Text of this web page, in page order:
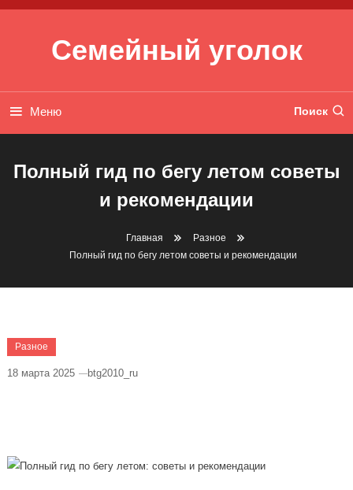
Перейти к содержимому
Семейный уголок
Меню Поиск
Полный гид по бегу летом советы
и рекомендации
Главная
Разное
Полный гид по бегу летом советы и рекомендации
Разное
18 марта 2025 btg2010_ru